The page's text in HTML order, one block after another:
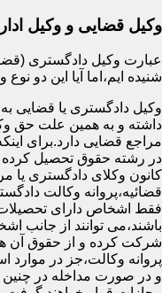
وکیل قضایی و وکیل
عبارت وکیل دادگستری
شنیده ایم،اما آیا این دو
وکیل دادگستری یا قضایی
داشته و به همین علت حق
مراجع قضایی دارد.برای
در رشته حقوق تحصیل کرده
کانون وکلای دادگستری یا
قضائیه،پروانه وکالت
فقط اشخاص دارای
باشند،می توانند از جانب
شرکت کرده و از حقوق آن
پروانه وکالت،جز در موارد
و در صورت مداخله در